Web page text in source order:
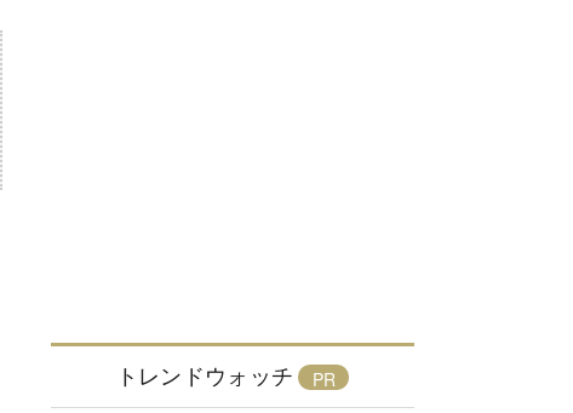
トレンドウォッチ